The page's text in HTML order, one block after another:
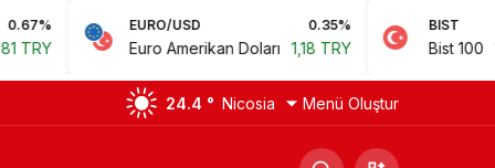
EURO/USD 0.35%
Euro Amerikan Doları 1,18 TRY
BIST 0.78%
Bist 100 14.168,35 TRY
24.4 ° Nicosia Menü Oluştur